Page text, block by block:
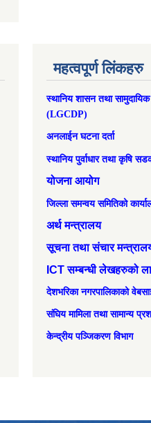
महत्वपूर्ण लिंकहरु
स्थानिय शासन तथा
(LGCDP)
अनलाईन घटना दर्ता
स्थानिय पुर्वाधार तथा कृषि
योजना आयोग
जिल्ला समन्वय समितिको
अर्थ मन्त्रालय
सूचना तथा संचार
ICT सम्बन्धी लेखहरुको
देशभरिका नगरपालिकाको
संघिय मामिला तथा सामान्‍य
केन्द्रीय पञ्जिकरण विभाग